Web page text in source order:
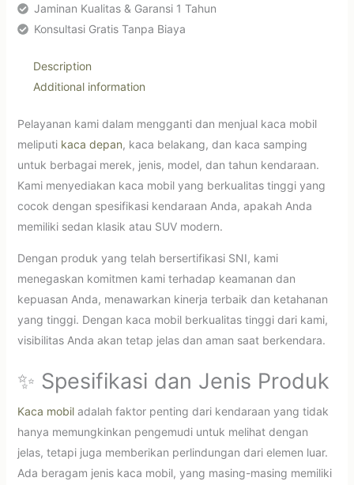
Jaminan Kualitas & Garansi 1 Tahun
Konsultasi Gratis Tanpa Biaya
Description
Additional information
Pelayanan kami dalam mengganti dan menjual kaca mobil
meliputi kaca depan, kaca belakang, dan kaca samping
untuk berbagai merek, jenis, model, dan tahun kendaraan.
Kami menyediakan kaca mobil yang berkualitas tinggi yang
cocok dengan spesifikasi kendaraan Anda, apakah Anda
memiliki sedan klasik atau SUV modern.
Dengan produk yang telah bersertifikasi SNI, kami
menegaskan komitmen kami terhadap keamanan dan
kepuasan Anda, menawarkan kinerja terbaik dan ketahanan
yang tinggi. Dengan kaca mobil berkualitas tinggi dari kami,
visibilitas Anda akan tetap jelas dan aman saat berkendara.
✨ Spesifikasi dan Jenis Produk
Kaca mobiladalah faktor penting dari kendaraan yang tidak
hanya memungkinkan pengemudi untuk melihat dengan
jelas, tetapi juga memberikan perlindungan dari elemen luar.
Ada beragam jenis kaca mobil, yang masing-masing memiliki